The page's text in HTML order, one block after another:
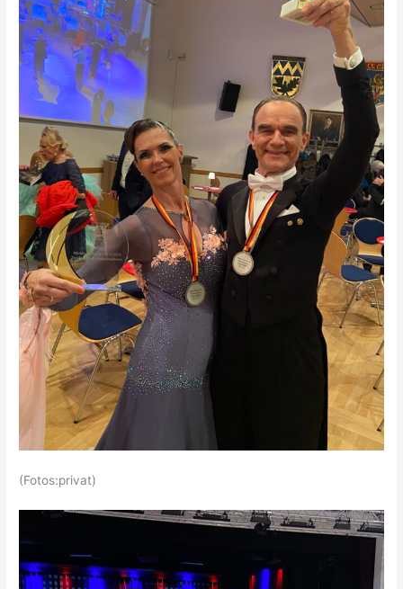
(Fotos:privat)